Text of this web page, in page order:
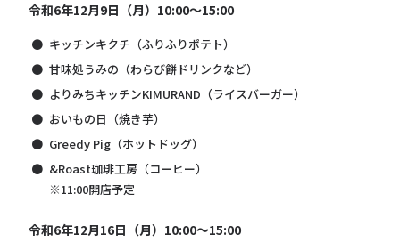
令和6年12月9日（月）10:00～15:00
キッチンキクチ（ふりふりポテト）
甘味処うみの（わらび餅ドリンクなど）
よりみちキッチンKIMURAND（ライスバーガー）
おいもの日（焼き芋）
Greedy Pig（ホットドッグ）
&Roast珈琲工房（コーヒー）
※11:00開店予定
令和6年12月16日（月）10:00～15:00